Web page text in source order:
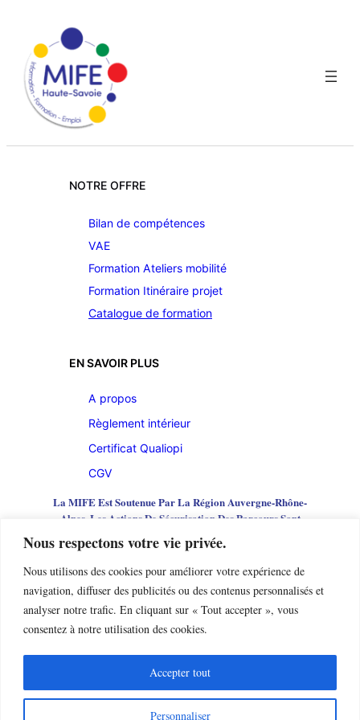
Nous respectons votre vie privée.
Nous utilisons des cookies pour améliorer votre expérience de
navigation, diffuser des publicités ou des contenus personnalisés et
analyser notre trafic. En cliquant sur « Tout accepter », vous
consentez à notre utilisation des cookies.
Personnaliser
Accepter tout
NOTRE OFFRE
Bilan de compétences
VAE
Formation Ateliers mobilité
Formation Itinéraire projet
Catalogue de formation
EN SAVOIR PLUS
A propos
Règlement intérieur
Certificat Qualiopi
CGV
La MIFE Est Soutenue Par La Région Auvergne-Rhône-
Alpes, Les Actions De Sécurisation Des Parcours Sont
Cofinancées Par L’Union Européenne